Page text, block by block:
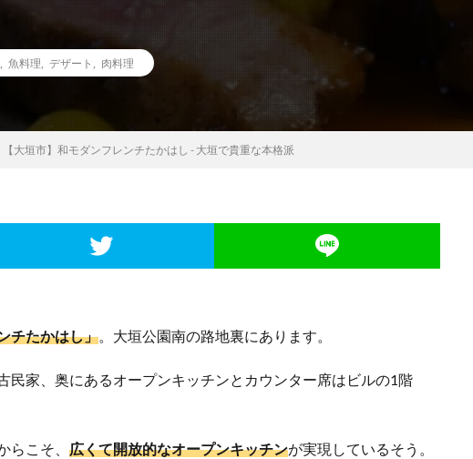
魚料理 デザート 肉料理
【大垣市】和モダンフレンチたかはし - 大垣で貴重な本格派
チたかはし」。大垣公園南の路地裏にあります。
民家、奥にあるオープンキッチンとカウンター席はビルの1階
こそ、 広くて開放的なオープンキッチンが実現しているそう。